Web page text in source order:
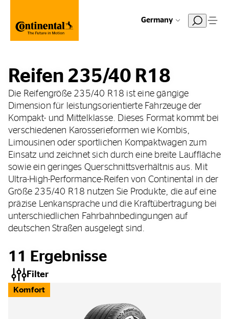
Germany
Reifen 235/40 R18
Die Reifengröße 235/40 R18 ist eine gängige
Dimension für leistungsorientierte Fahrzeuge der
Kompakt- und Mittelklasse. Dieses Format kommt bei
verschiedenen Karosserieformen wie Kombis,
Limousinen oder sportlichen Kompaktwagen zum
Einsatz und zeichnet sich durch eine breite Lauffläche
sowie ein geringes Querschnittsverhältnis aus. Mit
Ultra-High-Performance-Reifen von Continental in der
Größe 235/40 R18 nutzen Sie Produkte, die auf eine
präzise Lenkansprache und die Kraftübertragung bei
unterschiedlichen Fahrbahnbedingungen auf
deutschen Straßen ausgelegt sind.
11 Ergebnisse
Filter
Komfort